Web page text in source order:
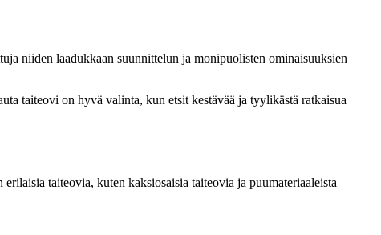
niiden laadukkaan suunnittelun ja monipuolisten ominaisuuksien
taiteovi on hyvä valinta, kun etsit kestävää ja tyylikästä ratkaisua
taiteovia, kuten kaksiosaisia taiteovia ja puumateriaaleista